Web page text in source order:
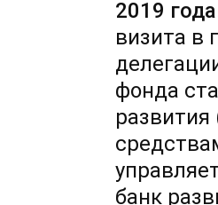
2019
визита в
фонда
банк